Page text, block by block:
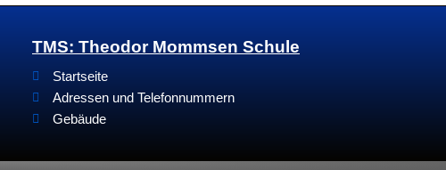
TMS: Theodor Mommsen Schule
Startseite
Adressen und Telefonnummern
Gebäude